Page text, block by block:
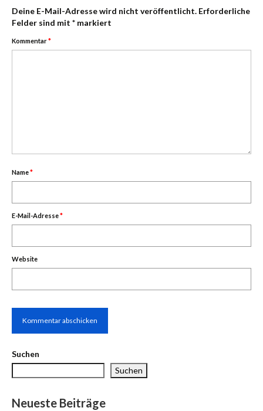
Deine E-Mail-Adresse wird nicht veröffentlicht. Erforderliche
Felder sind mit * markiert
Kommentar*
Name*
E-Mail-Adresse*
Website
Suchen
Suchen
Neueste Beiträge